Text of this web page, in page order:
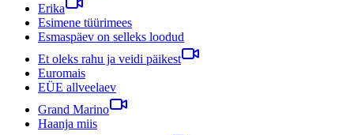
Erika
Esimene tüürimees
Esmaspäev on selleks loodud
Et oleks rahu ja veidi päikest
Euromais
EÜE allveelaev
Grand Marino
Haanja miis